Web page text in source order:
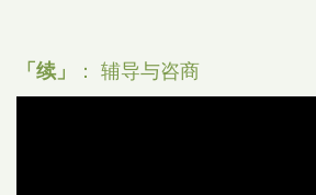
「续」 ： 辅导与咨商